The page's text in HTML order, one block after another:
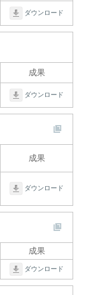
ダウンロード
成果
ダウンロード
成果
ダウンロード
成果
ダウンロード